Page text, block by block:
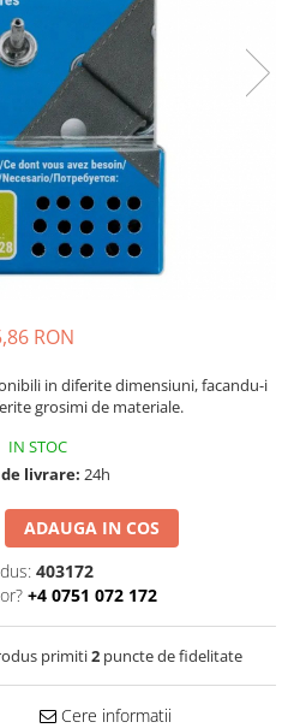
RON
in diferite dimensiuni, facandu-i
grosimi de materiale.
IN STOC
livrare: 24h
ADAUGA IN COS
403172
+4 0751 072 172
primiti2 puncte de fidelitate
Cere informatii